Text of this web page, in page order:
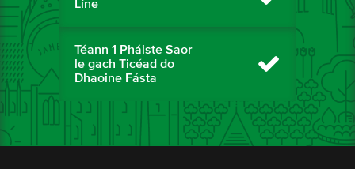
Líne
Téann 1 Pháiste Saor
le gach Ticéad do
Dhaoine Fásta